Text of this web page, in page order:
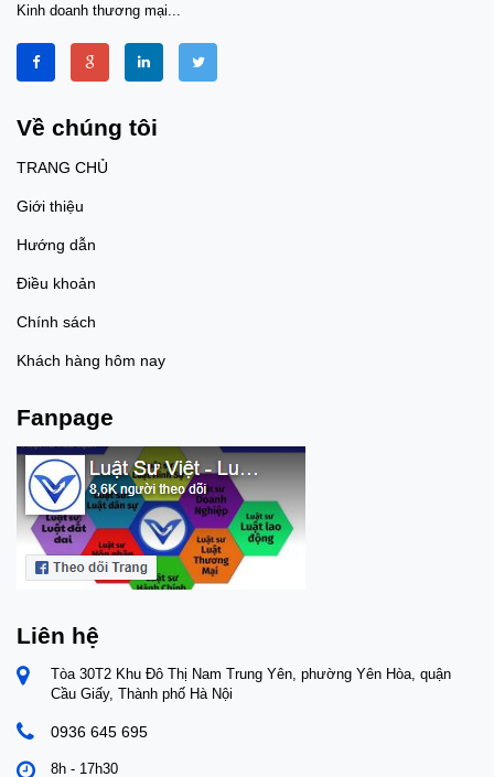
Kinh doanh thương mại...
Về chúng tôi
TRANG CHỦ
Giới thiệu
Hướng dẫn
Điều khoản
Chính sách
Khách hàng hôm nay
Fanpage
Liên hệ
Tòa 30T2 Khu Đô Thị Nam Trung Yên, phường Yên Hòa, quận
Cầu Giấy, Thành phố Hà Nội
0936 645 695
8h - 17h30